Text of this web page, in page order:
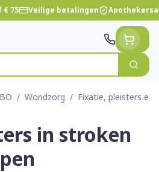
€ 75 Veilige betalingen
Zoek
/ Wondzorg / Fixatie, pleisters en
in stroken